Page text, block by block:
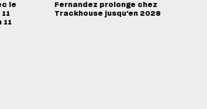
le
11
Fernandez prolonge chez
Trackhouse jusqu'en 2028